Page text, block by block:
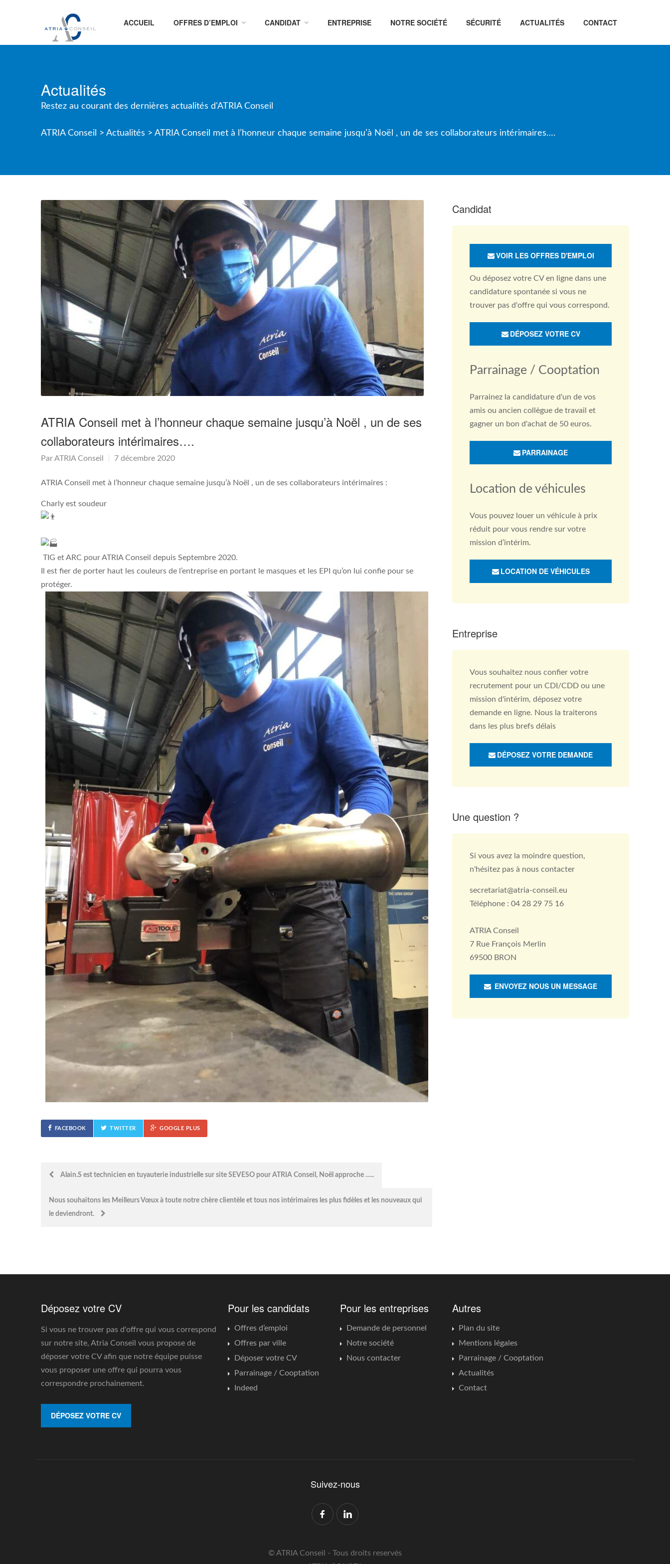
ACCUEIL OFFRES D’EMPLOI CANDIDAT ENTREPRISE NOTRE SOCIÉTÉ SÉCURITÉ ACTUALITÉS CONTACT
Actualités
Restez au courant des dernières actualités d'ATRIA Conseil
ATRIA Conseil > Actualités > ATRIA Conseil met à l’honneur chaque semaine jusqu’à Noël , un de ses collaborateurs intérimaires….
ATRIA Conseil met à l’honneur chaque semaine jusqu’à Noël , un de ses
collaborateurs intérimaires….
ParATRIA Conseil 7 décembre 2020
ATRIA Conseil met à l’honneur chaque semaine jusqu’à Noël , un de ses collaborateurs intérimaires :
Charly est soudeur
TIG et ARC pour ATRIA Conseil depuis Septembre 2020.
Il est fier de porter haut les couleurs de l’entreprise en portant le masques et les EPI qu’on lui confie pour se
protéger.
FACEBOOK TWITTER GOOGLE PLUS
Post
navigation
Alain.S est technicien en tuyauterie industrielle sur site SEVESO pour ATRIA Conseil, Noël approche …..
Nous souhaitons les Meilleurs Vœux à toute notre chère clientèle et tous nos intérimaires les plus fidèles et les nouveaux qui
le deviendront.
Candidat
VOIR LES OFFRES D'EMPLOI
Ou déposez votre CV en ligne dans une
candidature spontanée si vous ne
trouver pas d'offre qui vous correspond.
DÉPOSEZ VOTRE CV
Parrainage / Cooptation
Parrainez la candidature d'un de vos
amis ou ancien collègue de travail et
gagner un bon d'achat de 50 euros.
PARRAINAGE
Location de véhicules
Vous pouvez louer un véhicule à prix
réduit pour vous rendre sur votre
mission d’intérim.
LOCATION DE VÉHICULES
Entreprise
Vous souhaitez nous confier votre
recrutement pour un CDI/CDD ou une
mission d'intérim, déposez votre
demande en ligne. Nous la traiterons
dans les plus brefs délais
DÉPOSEZ VOTRE DEMANDE
Une question ?
Si vous avez la moindre question,
n'hésitez pas à nous contacter
secretariat@atria-conseil.eu
Téléphone : 04 28 29 75 16
ATRIA Conseil
7 Rue François Merlin
69500 BRON
ENVOYEZ NOUS UN MESSAGE
Déposez votre CV
Si vous ne trouver pas d'offre qui vous correspond
sur notre site, Atria Conseil vous propose de
déposer votre CV afin que notre équipe puisse
vous proposer une offre qui pourra vous
correspondre prochainement.
DÉPOSEZ VOTRE CV
Pour les candidats
Offres d’emploi
Offres par ville
Déposer votre CV
Parrainage / Cooptation
Indeed
Pour les entreprises
Demande de personnel
Notre société
Nous contacter
Autres
Plan du site
Mentions légales
Parrainage / Cooptation
Actualités
Contact
Suivez-nous
© ATRIA Conseil - Tous droits reservés